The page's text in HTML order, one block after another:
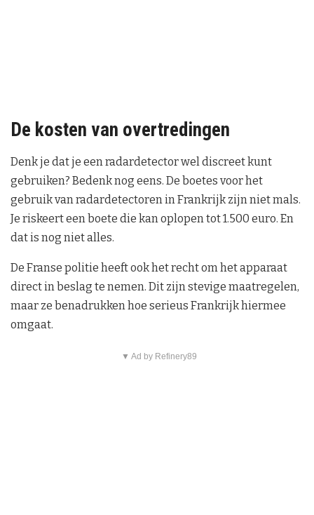
De kosten van overtredingen
Denk je dat je een radardetector wel discreet kunt
gebruiken? Bedenk nog eens. De boetes voor het
gebruik van radardetectoren in Frankrijk zijn niet mals.
Je riskeert een boete die kan oplopen tot 1.500 euro. En
dat is nog niet alles.
De Franse politie heeft ook het recht om het apparaat
direct in beslag te nemen. Dit zijn stevige maatregelen,
maar ze benadrukken hoe serieus Frankrijk hiermee
omgaat.
▼ Ad by Refinery89